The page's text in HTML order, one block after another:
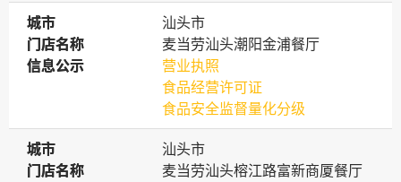
城市
城市
汕头市
门店名称
门店名称
麦当劳汕头潮阳金浦餐厅
信息公示
信息公示
营业执照
食品经营许可证
食品安全监督量化分级
城市
城市
汕头市
门店名称
门店名称
麦当劳汕头榕江路富新商厦餐厅